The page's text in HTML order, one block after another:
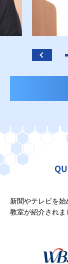
新聞やテレビを
教室が紹介されま